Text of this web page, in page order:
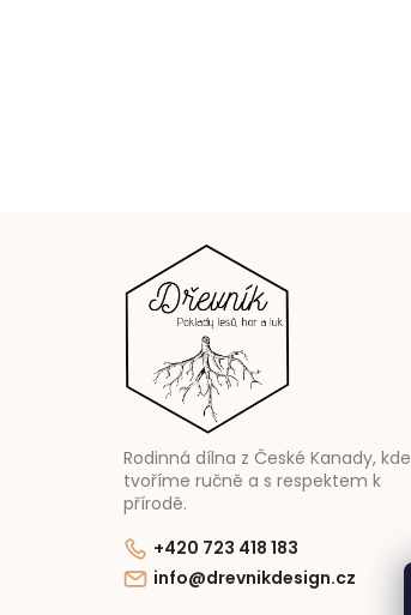
Rodinná dílna z České Kanady, kde
tvoříme ručně a s respektem k
přírodě.
+420 723 418 183
info@drevnikdesign.cz